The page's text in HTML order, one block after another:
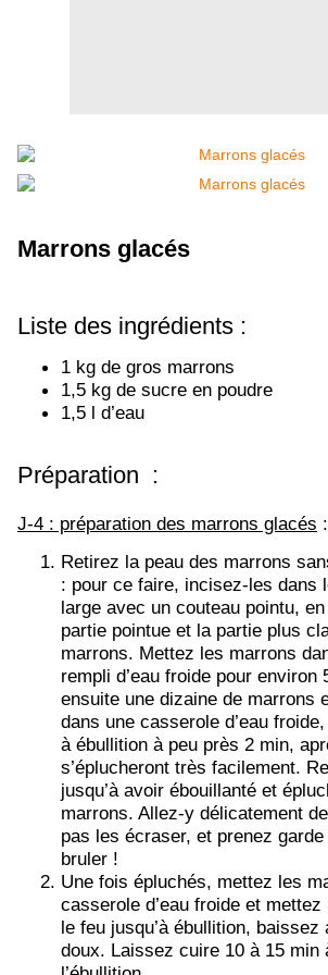
Marrons glacés
Liste des ingrédients :
1 kg de gros marrons
1,5 kg de sucre en poudre
1,5 l d’eau
Préparation :
J-4 : préparation des marrons glacés :
Retirez la peau des marrons
: pour ce faire, incisez-les dans
large avec un couteau pointu,
partie pointue et la partie plus
marrons. Mettez les marrons
rempli d’eau froide pour environ
ensuite une dizaine de marrons
dans une casserole d’eau
à ébullition à peu près 2 min,
s’éplucheront très facilement.
jusqu’à avoir ébouillanté et
marrons. Allez-y délicatement
pas les écraser, et prenez
bruler !
Une fois épluchés, mettez les
casserole d’eau froide et
le feu jusqu’à ébullition,
doux. Laissez cuire 10 à 15 min